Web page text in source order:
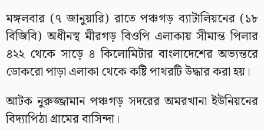
মঙ্গলবার (৭ জানুয়ারি) রাতে পঞ্চগড় ব্যাটালিয়নের (১৮
বিজিবি) অধীনস্থ মীরগড় বিওপি এলাকায় সীমান্ত পিলার
৪২২ থেকে সাড়ে ৪ কিলোমিটার বাংলাদেশের অভ্যন্তরে
ডোকরো পাড়া এলাকা থেকে কষ্টি পাথরটি উদ্ধার করা হয়।
আটক নুরুজ্জামান পঞ্চগড় সদরের অমরখানা ইউনিয়নের
বিদ্যাপিঠা গ্রামের বাসিন্দা।